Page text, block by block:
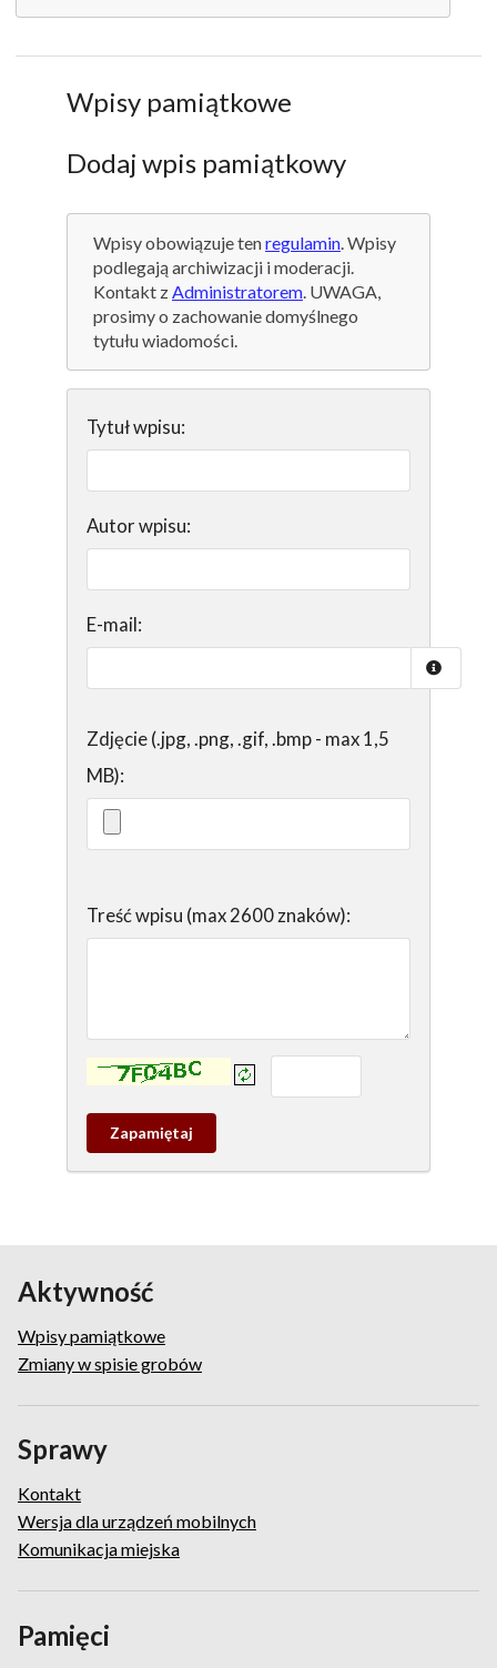
Wpisy pamiątkowe
Dodaj wpis pamiątkowy
Wpisy obowiązuje tenregulamin. Wpisy
podlegają archiwizacji i moderacji.
Kontakt zAdministratorem. UWAGA,
prosimy o zachowanie domyślnego
tytułu wiadomości.
Tytuł wpisu:
Autor wpisu:
E-mail:
Zdjęcie (.jpg, .png, .gif, .bmp - max 1,5
MB):
Treść wpisu (max 2600 znaków):
Kontrola - wprowadź tekst z obrazka:
Zapamietaj
wpis
Aktywność
Wpisy pamiątkowe
Zmiany w spisie grobów
Sprawy
Kontakt
Wersja dla urządzeń mobilnych
Komunikacja miejska
Pamięci